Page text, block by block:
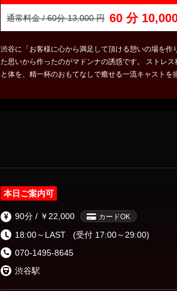
通常料金 / 60分 13,000 円 60 分
渋谷に「お客様に心から満足して頂ける憩いの場を作
た思いから作ったのがマドンナの誘惑です。 ストレス
と体を、精一杯のおもてなしで癒せる一流キャストを
本日ご案内可
90分 / ￥22,000 カードOK
18:00～LAST
(受付 17:00～29:00)
070-1495-8645
渋谷駅